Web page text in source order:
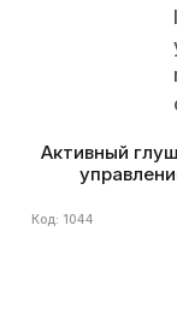
Активный
Код: 1044